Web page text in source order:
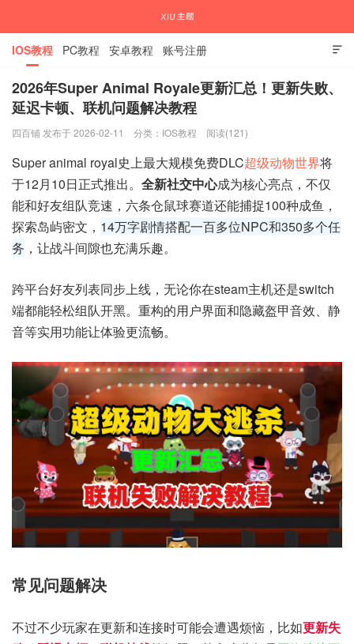
国内外APP下载注册教程

IOS教程 PC教程 安卓教程 账号注册
2026年Super Animal Royale更新汇总！更新失败、
延迟卡顿、联机问题解决教程
四百铺 发布于 2026-02-11 分类： IOS教程 阅读(121)
Super animal royal史上最大规模免费DLC超级动物世界将
于12月10日正式推出。 全新社交中心成为核心亮点，不仅
能和好友组队竞速，六条仓鼠球赛道还能捕捉100种成鱼，
探索岛屿密文， 14万字剧情搭配一百多位NPC和350多个任
务 ，让战斗间隙也充满乐趣。
跨平台好友列表同步上线，无论你在steam主机还是switch
端都能轻松组队开黑。重构的用户界面和隐藏盔甲音效、静
音等实用功能让体验更流畅。
常见问题解决
不过不少玩家在更新和连接时可能会遭遇烦恼，比如更新失